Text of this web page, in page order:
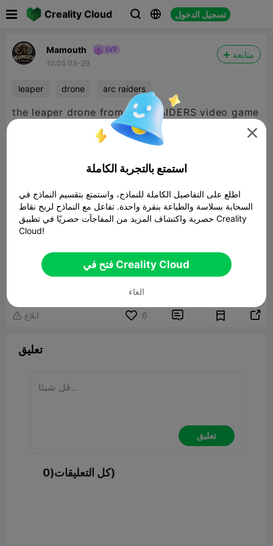
Creality Cloud   تسجيل الدخول
Mamouth
10:05 03-29
متابعة
leaper drone arc raiders
the leaper drone from ARC RAIDERS video game
00:20

 ابلاغ 6  
تعليق
تعليق
كل التعليقات(0)

استمتع بالتجربة الكاملة
اطلع على التفاصيل الكاملة للنماذج، واستمتع بتقسيم النماذج في
السحابة بسلاسة والطباعة بنقرة واحدة. تفاعل مع النماذج لربح نقاط
حصرية واكتشاف المزيد من المفاجآت حصريًا في تطبيق Creality
Cloud!
فتح في Creality Cloud
الغاء